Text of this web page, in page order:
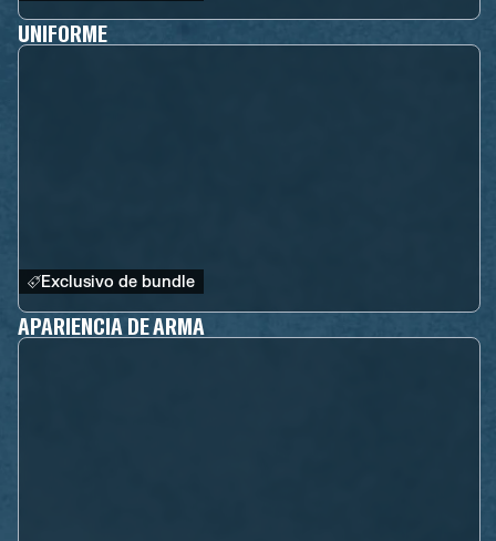
UNIFORME
Exclusivo de bundle
APARIENCIA DE ARMA